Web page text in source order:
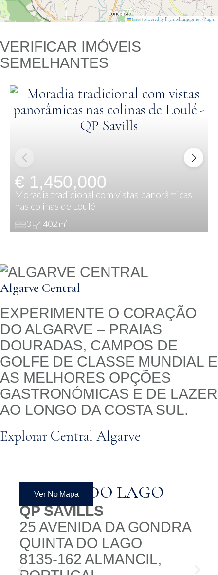
Leaflet |powered by Frymo Immobilien-Plugin
VERIFICAR IMÓVEIS
SEMELHANTES
€ 1,450,000
Moradia tradicional com vistas panorâmicas
nas colinas de Loulé
3 402 m²
Algarve Central
EXPERIMENTE O CORAÇÃO
DO ALGARVE – PRAIAS
DOURADAS, CAMPOS DE
GOLFE DE CLASSE MUNDIAL E
AS MELHORES OPÇÕES
GASTRONÓMICAS E DE LAZER
AO LONGO DA COSTA SUL.
Explorar Central Algarve
QUINTA DO LAGO
QP SAVILLS
25 AVENIDA DA GONDRA
QUINTA DO LAGO
8135-162 ALMANCIL,
Ver No Mapa